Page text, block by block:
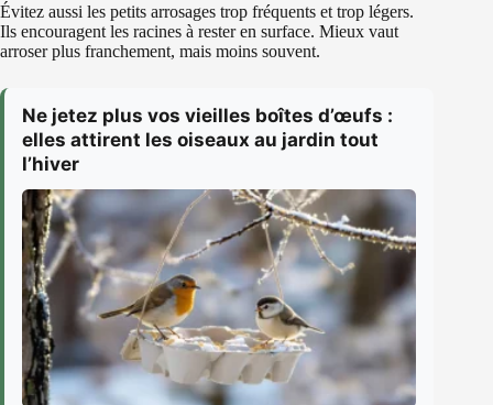
Évitez aussi les petits arrosages trop fréquents et trop légers.
Ils encouragent les racines à rester en surface. Mieux vaut
arroser plus franchement, mais moins souvent.
Ne jetez plus vos vieilles boîtes d’œufs :
elles attirent les oiseaux au jardin tout
l’hiver